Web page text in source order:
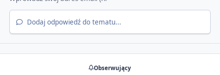
Dodaj odpowiedź do tematu...
Obserwujący